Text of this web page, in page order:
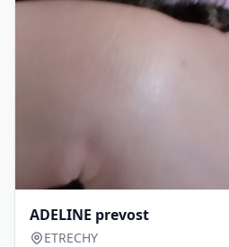
ADELINE prevost
ETRECHY